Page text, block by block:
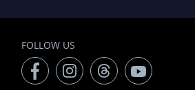
FOLLOW US